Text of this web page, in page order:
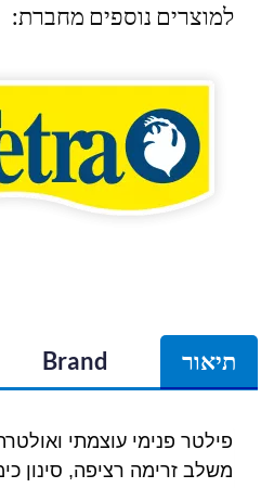
למוצרים נוספים מחברת:
תיאור Brand
פילטר פנימי עוצמתי
משלב זרימה רציפה, סינון